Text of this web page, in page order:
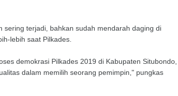
sering terjadi, bahkan sudah mendarah daging di
lebih saat Pilkades.
demokrasi Pilkades 2019 di Kabupaten Situbondo,
dalam memilih seorang pemimpin," pungkas